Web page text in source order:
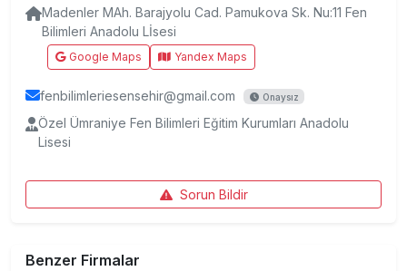
Madenler MAh. Barajyolu Cad. Pamukova Sk. Nu:11 Fen
Bilimleri Anadolu Lİsesi
Google Maps Yandex Maps
fenbilimleriesensehir@gmail.com Onaysız
Özel Ümraniye Fen Bilimleri Eğitim Kurumları Anadolu
Lisesi
Sorun Bildir
Benzer Firmalar